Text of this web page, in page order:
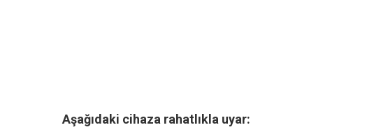
Aşağıdaki cihaza rahatlıkla uyar: